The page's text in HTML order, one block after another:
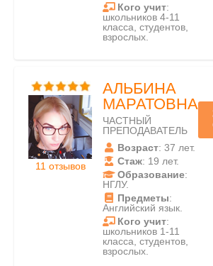
Кого учит:
школьников 4-11
класса, студентов,
взрослых.
11 отзывов
АЛЬБИНА
МАРАТОВНА
ЧАСТНЫЙ
ПРЕПОДАВАТЕЛЬ
Возраст: 37 лет.
Стаж: 19 лет.
Образование:
НГЛУ.
Предметы:
Английский язык.
Кого учит:
школьников 1-11
класса, студентов,
взрослых.